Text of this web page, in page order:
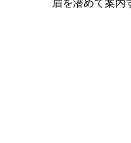
眉を潜めて案内